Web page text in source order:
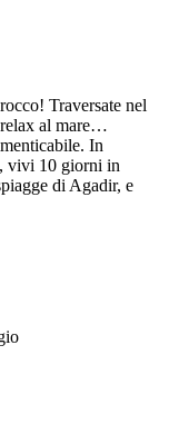
Traversate nel
relax al mare…
In
vivi 10 giorni in
di Agadir, e